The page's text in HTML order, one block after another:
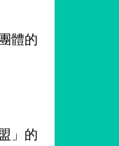
體的
」的